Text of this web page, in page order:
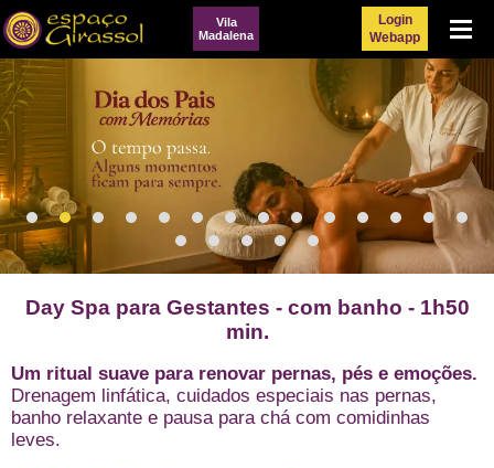
Login
WebappMenu
Vila
Madalena
Day Spa para Gestantes - com banho - 1h50
min.
Um ritual suave para renovar pernas, pés e emoções.
Drenagem linfática, cuidados especiais nas pernas,
banho relaxante e pausa para chá com comidinhas
leves.